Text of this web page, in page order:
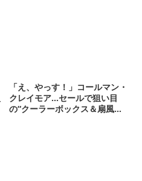
「え、やっす！」コールマン・
クレイモア…セールで狙い目
の“クーラーボックス＆扇風